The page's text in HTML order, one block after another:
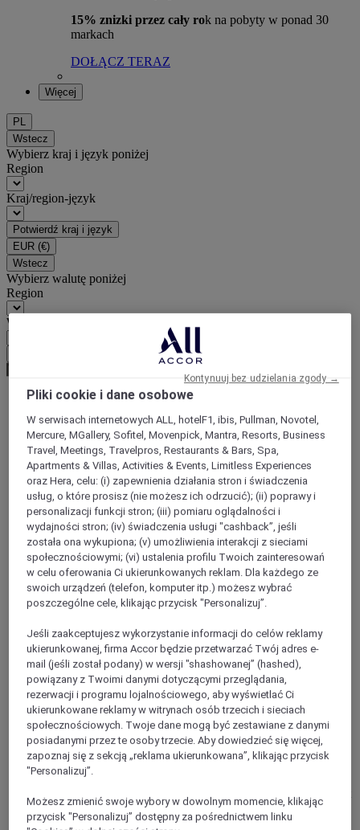
15% znizki przez cały rok na pobyty w ponad 30
markach
DOŁĄCZ TERAZ
Więcej
PL
Wstecz
Wybierz kraj i język poniżej
Region
Kraj/region-język
Potwierdź kraj i język
EUR (€)
Wstecz
Wybierz walutę poniżej
Region
Waluta
World
Europe
France
Ile-de-France
HAUTS-DE-SEINE
Montrouge
MALAKOFF, Francja
Hôtel Mercure Paris Malakoff Parc des
Expositions
A change of scene on the edge of Paris. The hotel is on metro
line 4, and has private parking. There is a relaxing garden that
is ideal for chilling and unwinding. The hotel has had a cool
remodelling with an electric theme, and there are 52 fabulous
Pliki cookie i dane osobowe
W serwisach internetowych ALL, hotelF1, ibis, Pullman, Novotel,
Mercure, MGallery, Sofitel, Movenpick, Mantra, Resorts, Business
Travel, Meetings, Travelpros, Restaurants & Bars, Spa,
Apartments & Villas, Activities & Events, Limitless Experiences
oraz Hera, celu: (i) zapewnienia działania stron i świadczenia
usług, o które prosisz (nie możesz ich odrzucić); (ii) poprawy i
personalizacji funkcji stron; (iii) pomiaru oglądalności i
wydajności stron; (iv) świadczenia usługi "cashback”, jeśli
została ona wykupiona; (v) umożliwienia interakcji z sieciami
społecznościowymi; (vi) ustalenia profilu Twoich zainteresowań
w celu oferowania Ci ukierunkowanych reklam. Dla każdego ze
swoich urządzeń (telefon, komputer itp.) możesz wybrać
poszczególne cele, klikając przycisk "Personalizuj”.
Jeśli zaakceptujesz wykorzystanie informacji do celów reklamy
ukierunkowanej, firma Accor będzie przetwarzać Twój adres e-
mail (jeśli został podany) w wersji "shashowanej” (hashed),
powiązany z Twoimi danymi dotyczącymi przeglądania,
rezerwacji i programu lojalnościowego, aby wyświetlać Ci
ukierunkowane reklamy w witrynach osób trzecich i sieciach
społecznościowych. Twoje dane mogą być zestawiane z danymi
posiadanymi przez te osoby trzecie. Aby dowiedzieć się więcej,
zapoznaj się z sekcją „reklama ukierunkowana”, klikając przycisk
"Personalizuj”.
Możesz zmienić swoje wybory w dowolnym momencie, klikając
przycisk "Personalizuj” dostępny za pośrednictwem linku
Kontynuuj bez udzielania zgody →